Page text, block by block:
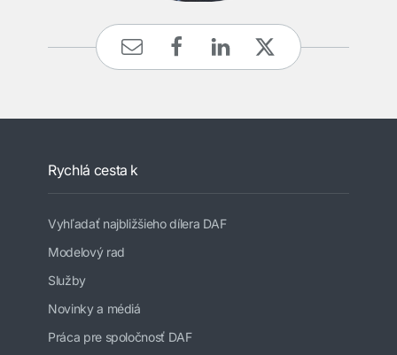
Rychlá cesta k
Vyhľadať najbližšieho dílera DAF
Modelový rad
Služby
Novinky a médiá
Práca pre spoločnosť DAF